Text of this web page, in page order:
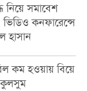
নিয়ে সমাবেশ
কনফারেন্সে
হাসান
কম হওয়ায় বিয়ে
কুলসুম